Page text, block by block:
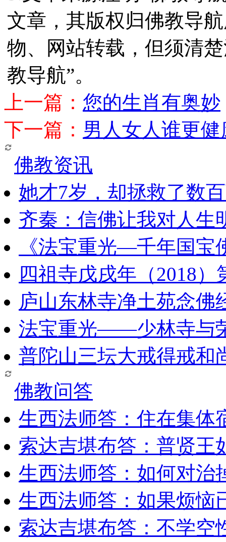
文章，其版权归佛教导
物、网站转载，但须清
教导航”。
上一篇： 您的生肖有奥妙
下一篇： 男人女人谁更
佛教资讯
她才7岁，却拯救了数
齐秦：信佛让我对人生
《法宝重光—千年国宝
四祖寺戊戌年（2018
庐山东林寺净土苑念佛
法宝重光——少林寺与
普陀山三坛大戒得戒和
佛教问答
生西法师答：住在集体
索达吉堪布答：普贤王
生西法师答：如何对治
生西法师答：如果烦恼
索达吉堪布答：​不学空